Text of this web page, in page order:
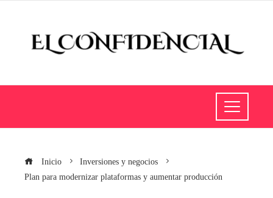
Inicio
Inversiones y negocios
Plan para modernizar plataformas y aumentar producción